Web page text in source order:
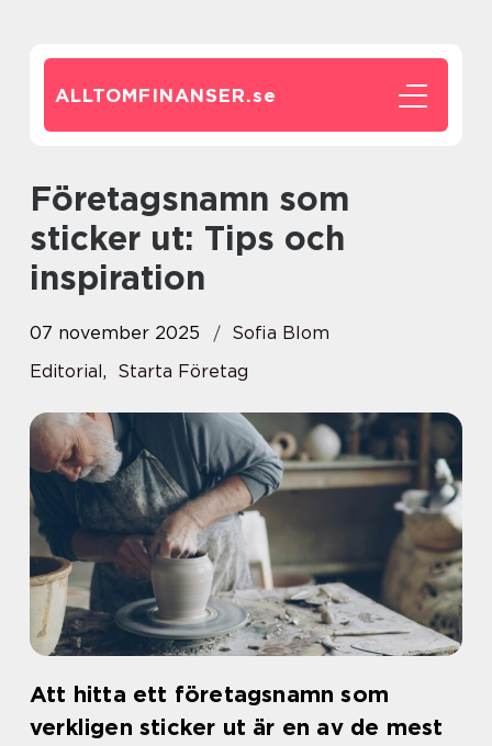
ALLTOMFINANSER.se
Företagsnamn som
sticker ut: Tips och
inspiration
07 november 2025
Sofia Blom
Editorial, Starta Företag
Att hitta ett företagsnamn som
verkligen sticker ut är en av de mest